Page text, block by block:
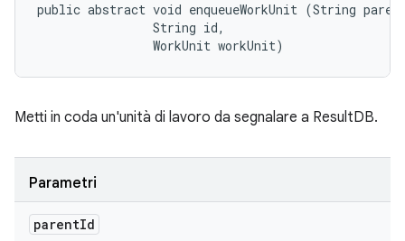
public abstract void enqueueWorkUnit (String
                String id,
                WorkUnit workUnit)
Metti in coda un'unità di lavoro da segnalare a ResultDB.
Parametri
parentId